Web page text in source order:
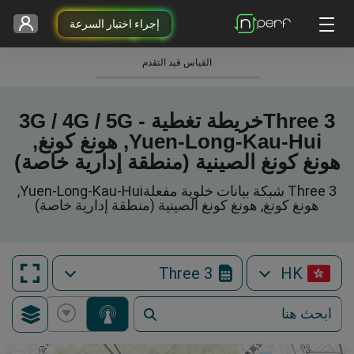
إجراء اختبار السرعة
القياس قيد التقدم
3 Threeخريطة تغطية 3G / 4G / 5G -
Yuen-Long-Kau-Hui, هونغ كونغ,
هونغ كونغ الصينية (منطقة إدارية خاصة)
3 Three شبكة بيانات خلوية مفعلةYuen-Long-Kau-Hui,
هونغ كونغ, هونغ كونغ الصينية (منطقة إدارية خاصة)
HK
3 Three